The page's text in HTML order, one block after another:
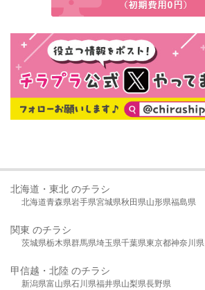
北海道・東北 のチラシ
北海道青森県岩手県宮城県秋田県山形県福島県
関東 のチラシ
茨城県栃木県群馬県埼玉県千葉県東京都神奈川県
甲信越・北陸 のチラシ
新潟県富山県石川県福井県山梨県長野県